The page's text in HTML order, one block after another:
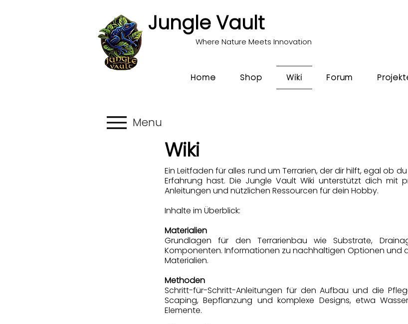
Jungle Vault
Where Nature Meets Innovation
Home Shop Wiki Forum
Menu
Wiki
Ein Leitfaden für alles rund um Terrarien, der dir hilft, egal ob
Erfahrung hast. Die Jungle Vault Wiki unterstützt dich mit
Anleitungen und nützlichen Ressourcen für dein Hobby.
Inhalte im Überblick:
Materialien
Grundlagen für den Terrarienbau wie Substrate,
Komponenten. Informationen zu nachhaltigen Optionen und
Materialien.
Methoden
Schritt-für-Schritt-Anleitungen für den Aufbau und die
Scaping, Bepflanzung und komplexe Designs, etwa
Elemente.